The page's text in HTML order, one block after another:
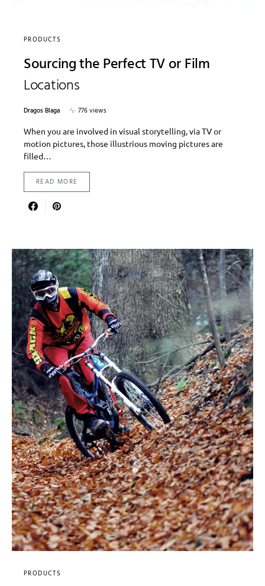
PRODUCTS
Sourcing the Perfect TV or Film
Locations
Dragos Blaga
776 views
When you are involved in visual storytelling, via TV or
motion pictures, those illustrious moving pictures are
filled…
READ MORE
PRODUCTS